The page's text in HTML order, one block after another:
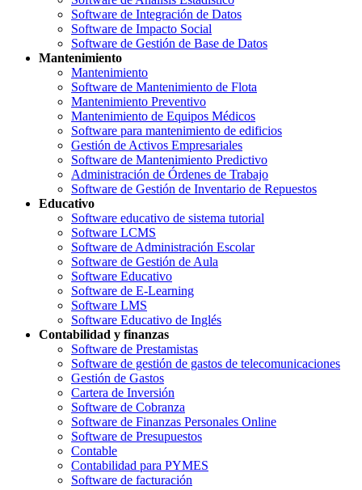
Software de Integración de Datos
Software de Impacto Social
Software de Gestión de Base de Datos
Mantenimiento
Mantenimiento
Software de Mantenimiento de Flota
Mantenimiento Preventivo
Mantenimiento de Equipos Médicos
Software para mantenimiento de edificios
Gestión de Activos Empresariales
Software de Mantenimiento Predictivo
Administración de Órdenes de Trabajo
Software de Gestión de Inventario de Repuestos
Educativo
Software educativo de sistema tutorial
Software LCMS
Software de Administración Escolar
Software de Gestión de Aula
Software Educativo
Software de E-Learning
Software LMS
Software Educativo de Inglés
Contabilidad y finanzas
Software de Prestamistas
Software de gestión de gastos de telecomunicaciones
Gestión de Gastos
Cartera de Inversión
Software de Cobranza
Software de Finanzas Personales Online
Software de Presupuestos
Contable
Contabilidad para PYMES
Software de facturación